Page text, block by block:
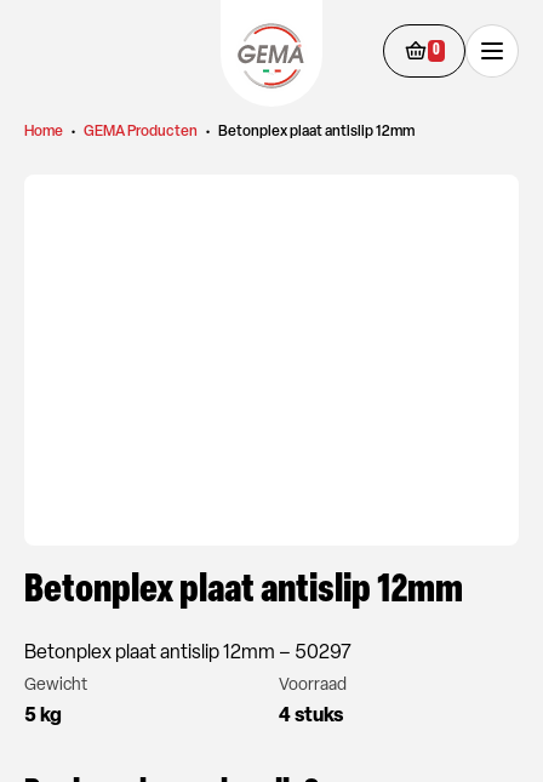
0
Home • GEMA Producten • Betonplex plaat antislip 12mm
Betonplex plaat antislip 12mm
Betonplex plaat antislip 12mm – 50297
Gewicht
5 kg
Voorraad
4 stuks